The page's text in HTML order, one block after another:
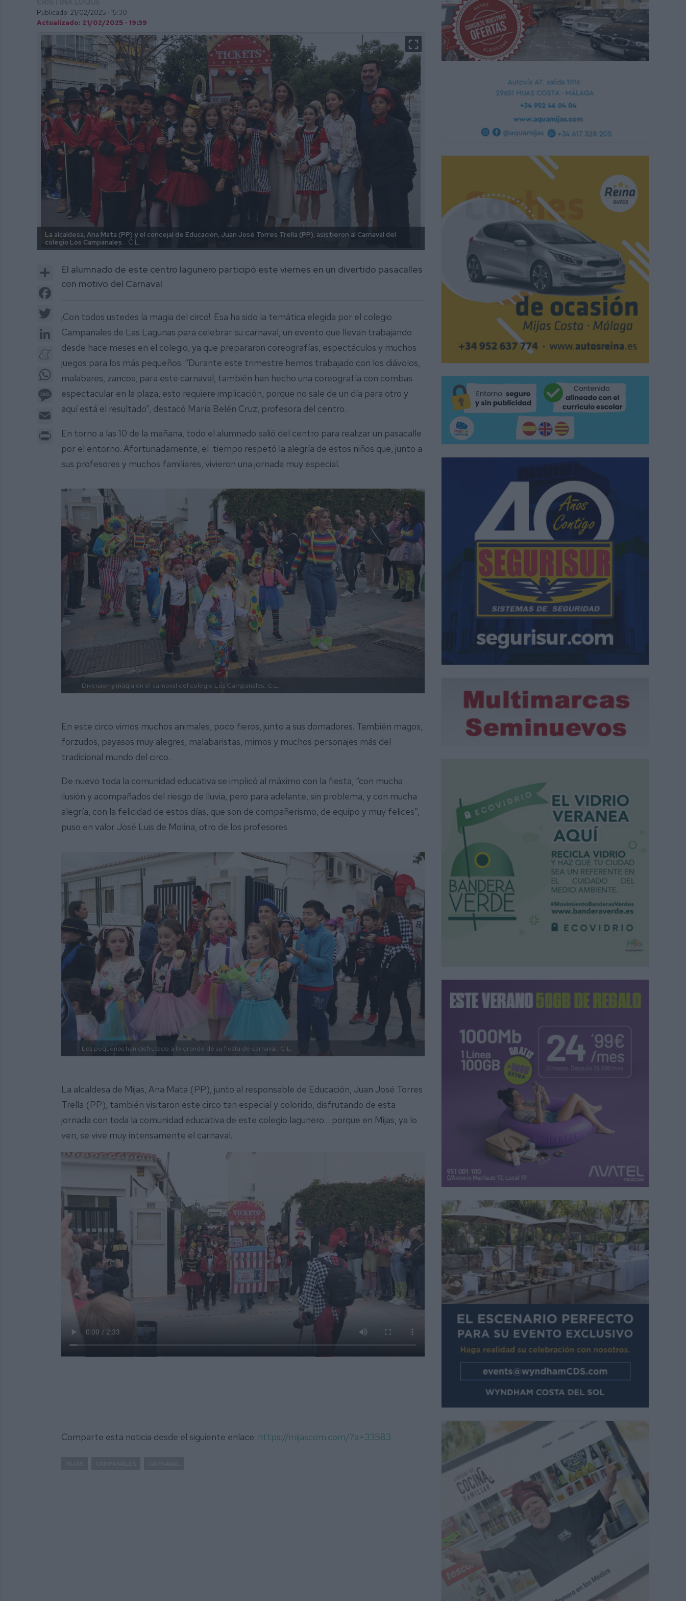
Publicado: 21/02/2025 · 15:30
Actualizado: 21/02/2025 · 19:39
La alcaldesa, Ana Mata (PP) y el concejal de Educación, Juan José Torres Trella (PP), asistieron al Carnaval del
colegio Los Campanales.
C.L. ¡Con todos ustedes la magia del circo!. Esa ha sido la temática elegida por el
Share
Facebook
LinkedIn
Meneame
WhatsApp
Message
Email
Print
El alumnado de este centro lagunero participó este viernes en un divertido pasacalles
con motivo del Carnaval
¡Con todos ustedes la magia del circo!. Esa ha sido la temática elegida por el colegio
Campanales de Las Lagunas para celebrar su carnaval, un evento que llevan trabajando
desde hace meses en el colegio, ya que prepararon coreografías, espectáculos y muchos
juegos para los más pequeños. “Durante este trimestre hemos trabajado con los diávolos,
malabares, zancos, para este carnaval, también han hecho una coreografía con combas
espectacular en la plaza, esto requiere implicación, porque no sale de un día para otro y
aquí está el resultado”, destacó María Belén Cruz, profesora del centro.
En torno a las 10 de la mañana, todo el alumnado salió del centro para realizar un pasacalle
por el entorno. Afortunadamente, el tiempo respetó la alegría de estos niños que, junto a
sus profesores y muchos familiares, vivieron una jornada muy especial.
Diversión y magia en el carnaval del colegio Los Campanales. C.L.
En este circo vimos muchos animales, poco fieros, junto a sus domadores. También magos,
forzudos, payasos muy alegres, malabaristas, mimos y muchos personajes más del
tradicional mundo del circo.
De nuevo toda la comunidad educativa se implicó al máximo con la fiesta, “con mucha
ilusión y acompañados del riesgo de lluvia, pero para adelante, sin problema, y con mucha
alegría, con la felicidad de estos días, que son de compañerismo, de equipo y muy felices”,
puso en valor José Luis de Molina, otro de los profesores.
Los pequeños han disfrutado a lo grande de su fiesta de carnaval. C.L.
La alcaldesa de Mijas, Ana Mata (PP), junto al responsable de Educación, Juan José Torres
Trella (PP), también visitaron este circo tan especial y colorido, disfrutando de esta
jornada con toda la comunidad educativa de este colegio lagunero… porque en Mijas, ya lo
ven, se vive muy intensamente el carnaval.
Comparte esta noticia desde el siguiente enlace: https://mijascom.com/?a=33583